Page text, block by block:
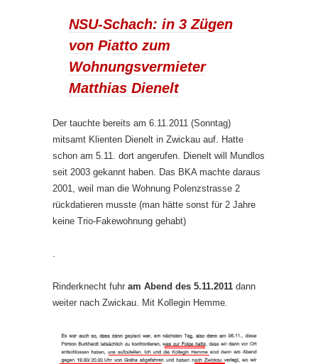
NSU-Schach: in 3 Zügen
von Piatto zum
Wohnungsvermieter
Matthias Dienelt
Der tauchte bereits am 6.11.2011 (Sonntag)
mitsamt Klienten Dienelt in Zwickau auf. Hatte
schon am 5.11. dort angerufen. Dienelt will Mundlos
seit 2003 gekannt haben. Das BKA machte daraus
2001, weil man die Wohnung Polenzstrasse 2
rückdatieren musste (man hätte sonst für 2 Jahre
keine Trio-Fakewohnung gehabt)
Rinderknecht fuhr am Abend des 5.11.2011 dann
weiter nach Zwickau. Mit Kollegin Hemme.